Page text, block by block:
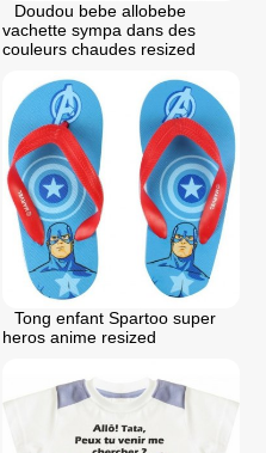
Doudou bebe allobebe
vachette sympa dans des
couleurs chaudes resized
Tong enfant Spartoo super
heros anime resized